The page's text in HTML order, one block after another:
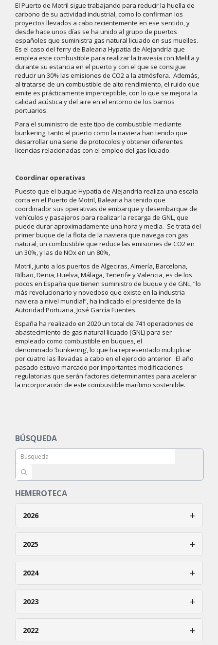
El Puerto de Motril sigue trabajando para reducir la huella de
carbono de su actividad industrial, como lo confirman los
proyectos llevados a cabo recientemente en ese sentido, y
desde hace unos días se ha unido al grupo de puertos
españoles que suministra gas natural licuado en sus muelles.
Es el caso del ferry de Balearia Hypatia de Alejandría que
emplea este combustible para realizar la travesía con Melilla y
durante su estancia en el puerto y con el que se consigue
reducir un 30% las emisiones de CO2 a la atmósfera. Además,
al tratarse de un combustible de alto rendimiento, el ruido que
emite es prácticamente imperceptible, con lo que se mejora la
calidad acústica y del aire en el entorno de los barrios
portuarios.
Para el suministro de este tipo de combustible mediante
bunkering, tanto el puerto como la naviera han tenido que
desarrollar una serie de protocolos y obtener diferentes
licencias relacionadas con el empleo del gas licuado.
Coordinar operativas
Puesto que el buque Hypatia de Alejandría realiza una escala
corta en el Puerto de Motril, Balearia ha tenido que
coordinador sus operativas de embarque y desembarque de
vehículos y pasajeros para realizar la recarga de GNL, que
puede durar aproximadamente una hora y media. Se trata del
primer buque de la flota de la naviera que navega con gas
natural, un combustible que reduce las emisiones de CO2 en
un 30%, y las de NOx en un 80%,
Motril, junto a los puertos de Algeciras, Almería, Barcelona,
Bilbao, Denia, Huelva, Málaga, Tenerife y Valencia, es de los
pocos en España que tienen suministro de buque y de GNL, “lo
más revolucionario y novedoso que existe en la industria
naviera a nivel mundial”, ha indicado el presidente de la
Autoridad Portuaria, José García Fuentes.
España ha realizado en 2020 un total de 741 operaciones de
abastecimiento de gas natural licuado (GNL) para ser
empleado como combustible en buques, el
denominado ‘bunkering’, lo que ha representado multiplicar
por cuatro las llevadas a cabo en el ejercicio anterior. El año
pasado estuvo marcado por importantes modificaciones
regulatorias que serán factores determinantes para acelerar
la incorporación de este combustible marítimo sostenible.
BÚSQUEDA
HEMEROTECA
2026 +
Febrero
Marzo
Abril
Junio
2025 +
Febrero
Marzo
Abril
2024 +
Febrero
Marzo
2023 +
Febrero
2022 +